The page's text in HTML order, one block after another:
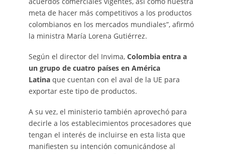
meta de hacer más competitivos a los productos
colombianos en los mercados mundiales”, afirmó
la ministra María Lorena Gutiérrez.
Según el director del Invima, Colombia entra a
un grupo de cuatro países en América
Latina que cuentan con el aval de la UE para
exportar este tipo de productos.
A su vez, el ministerio también aprovechó para
decirle a los establecimientos procesadores que
tengan el interés de incluirse en esta lista que
manifiesten su intención comunicándose al